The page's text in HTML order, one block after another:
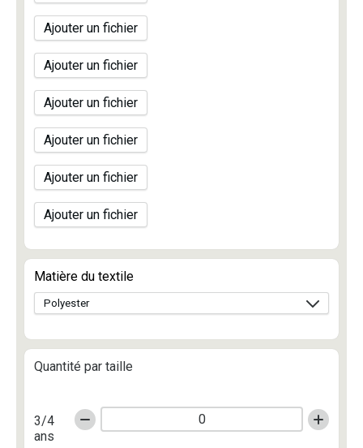
Ajouter un fichier
Ajouter un fichier
Ajouter un fichier
Ajouter un fichier
Ajouter un fichier
Ajouter un fichier
Matière du textile
Quantité par taille
3/4
ans